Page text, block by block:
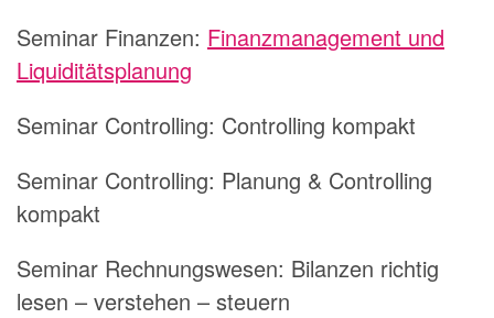
Seminar Finanzen: Finanzmanagement und
Liquiditätsplanung
Seminar Controlling: Controlling kompakt
Seminar Controlling: Planung & Controlling
kompakt
Seminar Rechnungswesen: Bilanzen richtig
lesen – verstehen – steuern